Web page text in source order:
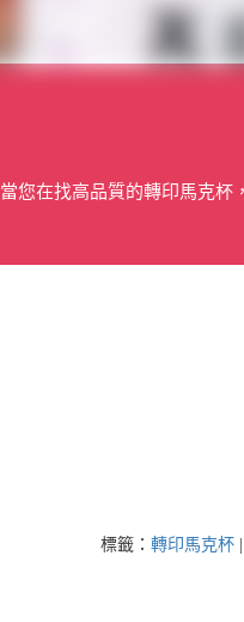
當您在找高品質的轉印馬克杯
標籤： 轉印馬克杯